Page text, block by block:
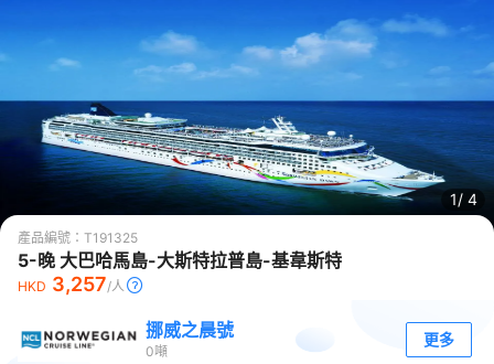
1/ 4
產品編號： T191325
5-晚 大巴哈馬島-大斯特拉普島-基韋斯特
HKD 3,257/人
挪威之晨號
0噸
更多